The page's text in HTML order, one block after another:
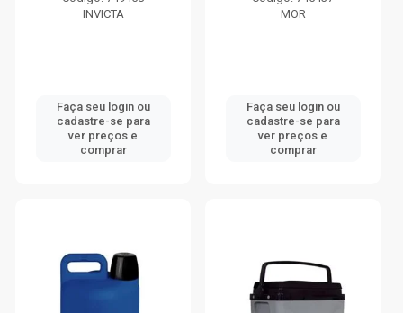
INVICTA
Faça seu login ou
cadastre-se para
ver preços e
comprar
MOR
Faça seu login ou
cadastre-se para
ver preços e
comprar